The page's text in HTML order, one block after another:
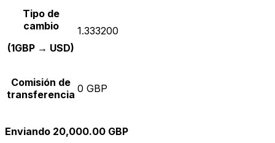
Tipo de
cambio
(1GBP → USD)
1.333200
Comisión de
transferencia 0 GBP
Enviando 20,000.00 GBP